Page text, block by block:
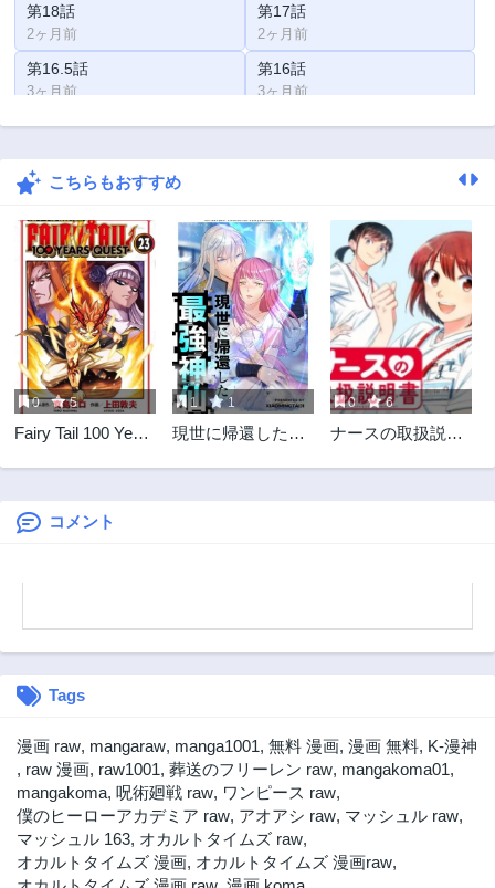
第18話
2ヶ月前
第17話
2ヶ月前
第16.5話
3ヶ月前
第16話
3ヶ月前
第15話 第14話
第13話
第11話
3ヶ月前
第10話
3ヶ月前
第9話
3ヶ月前
第8話
3ヶ月前
第7話
3ヶ月前
第6話
3ヶ月前
第5話
3ヶ月前
第4話
3ヶ月前
第3話 第2話
第1話
こちらもおすすめ
0 5
Fairy Tail 100 Years
Kuesuto แฟรี่เทล
ภาคเควส 100 ปี
エスト 페어리 테일
1 1
現世に帰還した最
0 6
ナースの取扱説明
コメント
Tags
漫画 raw, mangaraw, manga1001, 無料 漫画, 漫画 無料, K-漫神
, raw 漫画, raw1001, 葬送のフリーレン raw, mangakoma01,
mangakoma, 呪術廻戦 raw, ワンピース raw,
僕のヒーローアカデミア raw, アオアシ raw, マッシュル raw,
マッシュル 163, オカルトタイムズ raw,
オカルトタイムズ 漫画, オカルトタイムズ 漫画raw,